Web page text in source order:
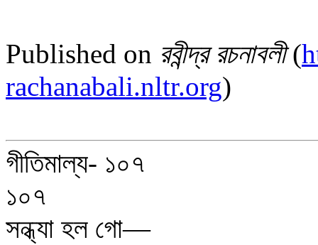
Published on রবীন্দ্র রচনাবলী(
rachanabali.nltr.org)
গীতিমাল্য- ১০৭
১০৭
সন্ধ্যা হল গো—